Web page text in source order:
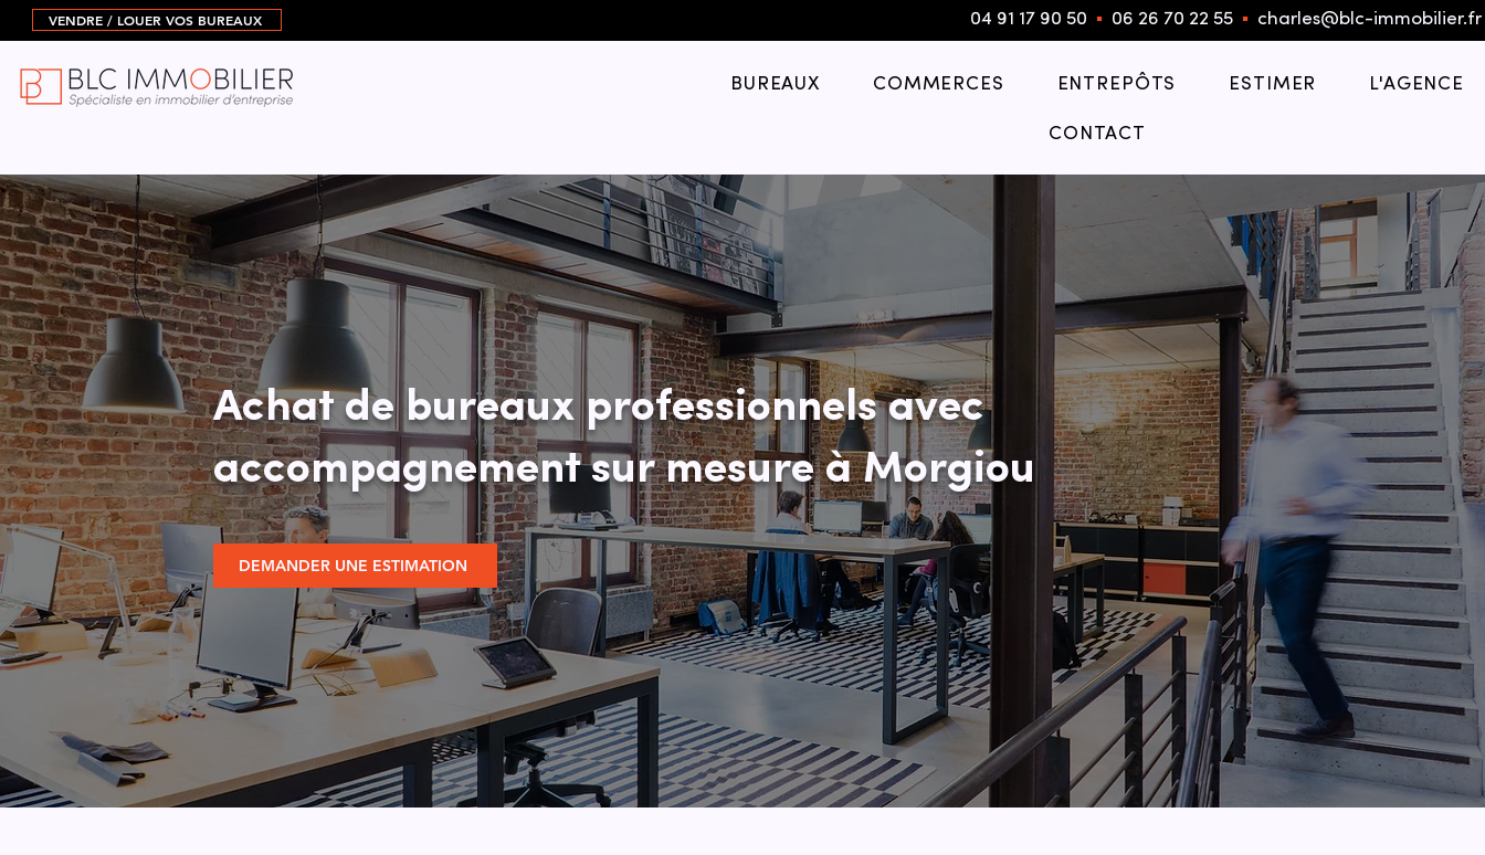
VENDRE / LOUER VOS BUREAUX 04 91 17 90 50 ▪︎ 06 26 70 22 55 ▪︎ charles@blc-immobilier.fr
BUREAUX COMMERCES ENTREPÔTS ESTIMER L'AGENCE
CONTACT
Achat de bureaux professionnels avec
accompagnement sur mesure à Morgiou
DEMANDER UNE ESTIMATION